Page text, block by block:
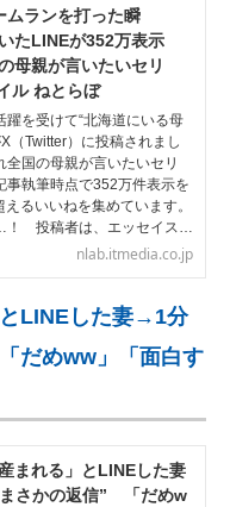
ムランを打った瞬
LINEが352万表示
母親が言いたいセリ
ル ねとらぼ
を受けて“北海道にいる母
（Twitter）に投稿されまし
国の母親が言いたいセリ
事執筆時点で352万件表示を
るいいねを集めています。
！ 投稿者は、エッセイス…
nlab.itmedia.co.jp
LINEした妻→1分
だめww」「面白す
まれる」とLINEした妻
さかの返信” 「だめw